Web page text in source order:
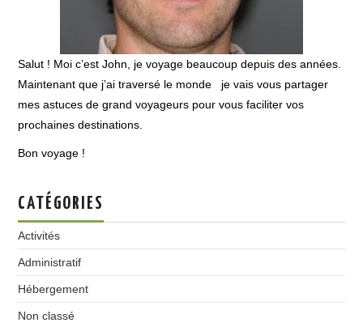
Salut ! Moi c’est John, je voyage beaucoup depuis des années.
Maintenant que j’ai traversé le monde je vais vous partager
mes astuces de grand voyageurs pour vous faciliter vos
prochaines destinations.
Bon voyage !
CATÉGORIES
Activités
Administratif
Hébergement
Non classé